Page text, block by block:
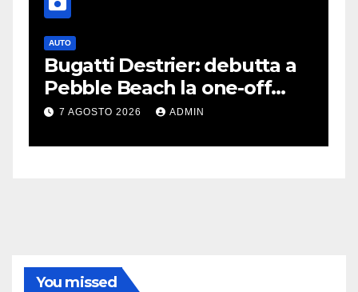
AUTO
Bugatti Destrier: debutta a
Pebble Beach la one-off
derivata dalla Bolide
7 AGOSTO 2026 ADMIN
You missed